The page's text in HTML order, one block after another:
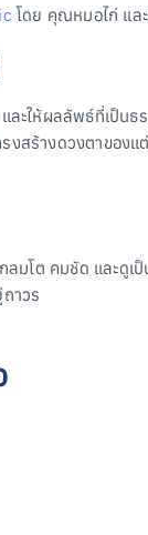
โดย คุณหมอไก่ แล
ะให้ผลลัพธ์ที่เป็น
งสร้างดวงตาของแ
มโต คมชัด และดูเ
าวร